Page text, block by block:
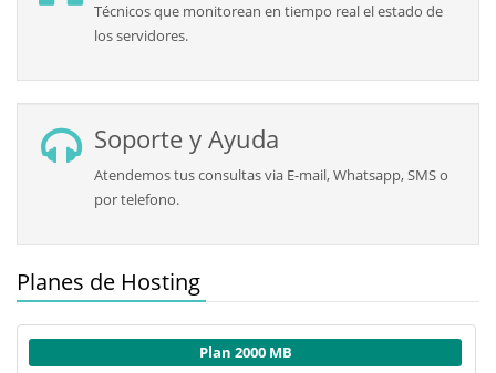
Técnicos que monitorean en tiempo real el estado de
los servidores.
Soporte y Ayuda
Atendemos tus consultas via E-mail, Whatsapp, SMS o
por telefono.
Planes de Hosting
Plan 3000 MB